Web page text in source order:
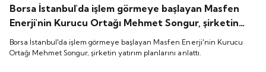
Borsa İstanbul'da işlem görmeye başlayan Masfen
Enerji'nin Kurucu Ortağı Mehmet Songur, şirketin
yatırım planlarını anlattı.
Borsa İstanbul'da işlem görmeye başlayan Masfen Enerji'nin Kurucu
Ortağı Mehmet Songur, şirketin yatırım planlarını anlattı.